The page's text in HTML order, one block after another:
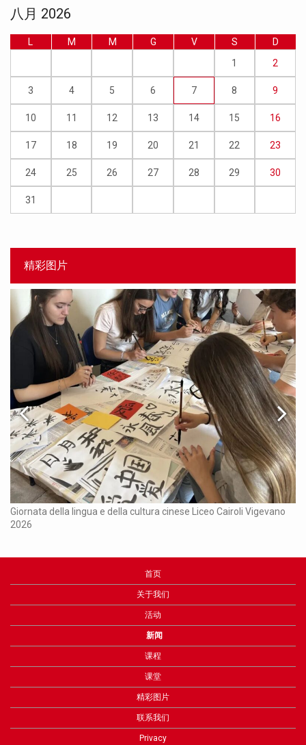
八月 2026
L M M G V S
D
1
2
3 4 5 6 7 8 9
10 11 12 13 14 15 16
17 18 19 20 21 22 23
24 25 26 27 28 29 30
31
精彩图片
Giornata della lingua e della cultura cinese Liceo Cairoli Vigevano
2026
首页
关于我们
活动
新闻
课程
课堂
精彩图片
联系我们
Privacy